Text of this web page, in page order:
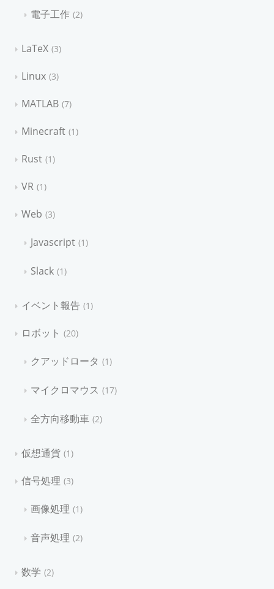
電子工作 2
LaTeX 3
Linux 3
MATLAB 7
Minecraft 1
Rust 1
VR 1
Web 3
Javascript 1
Slack 1
イベント報告 1
ロボット 20
クアッドロータ 1
マイクロマウス 17
全方向移動車 2
仮想通貨 1
信号処理 3
画像処理 1
音声処理 2
数学 2